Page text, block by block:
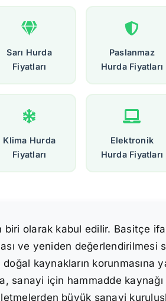
Sarı Hurda
Fiyatları
Paslanmaz
Hurda Fiyatları
Klima Hurda
Fiyatları
Elektronik
Hurda Fiyatları
biri olarak kabul edilir. Basitçe
ve yeniden değerlendirilmesi
kaynakların korunmasına
sanayi için hammadde
büyük sanayi